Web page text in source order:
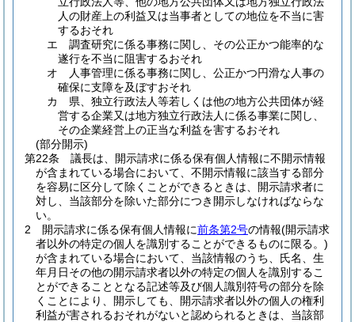
人の財産上の利益又は当事者としての地位を不当に害
するおそれ
エ
調査研究に係る事務に関し、その公正かつ能率的な
遂行を不当に阻害するおそれ
オ
人事管理に係る事務に関し、公正かつ円滑な人事の
確保に支障を及ぼすおそれ
カ
県、独立行政法人等若しくは他の地方公共団体が経
営する企業又は地方独立行政法人に係る事業に関し、
その企業経営上の正当な利益を害するおそれ
(部分開示)
第22条
議長は、開示請求に係る保有個人情報に不開示情報
が含まれている場合において、不開示情報に該当する部分
を容易に区分して除くことができるときは、開示請求者に
対し、当該部分を除いた部分につき開示しなければならな
い。
2
開示請求に係る保有個人情報に前条第2号の情報(開示請求
者以外の特定の個人を識別することができるものに限る。)
が含まれている場合において、当該情報のうち、氏名、生
年月日その他の開示請求者以外の特定の個人を識別するこ
とができることとなる記述等及び個人識別符号の部分を除
くことにより、開示しても、開示請求者以外の個人の権利
利益が害されるおそれがないと認められるときは、当該部